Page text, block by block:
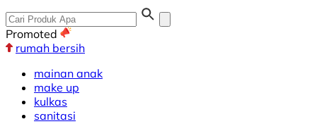
Promoted
rumah bersih
mainan anak
make up
kulkas
sanitasi